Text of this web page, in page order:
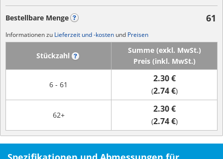
Bestellbare Menge 61
Informationen zu Lieferzeit und -kosten und Preisen
Stückzahl
Summe (exkl. MwSt.)
Preis (inkl. MwSt.)
6 - 61
2.30 €
(2.74 €)
62+
2.30 €
(2.74 €)